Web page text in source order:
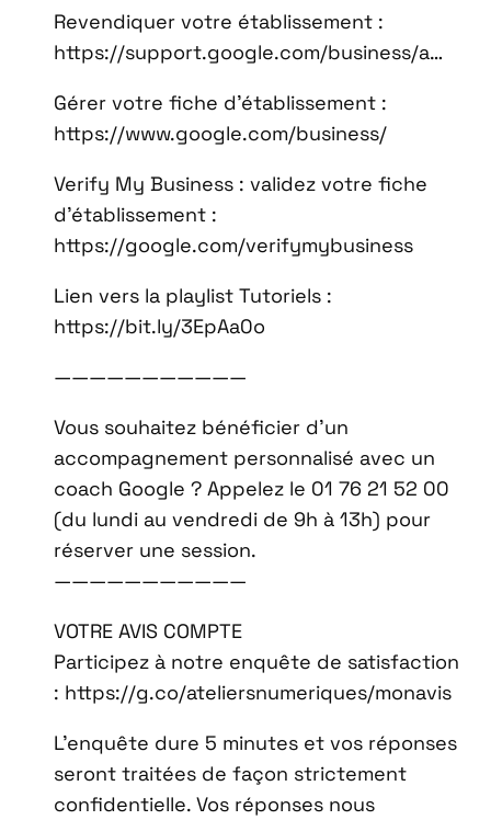
Revendiquer votre établissement :
https://support.google.com/business/a…
Gérer votre fiche d’établissement :
https://www.google.com/business/
Verify My Business : validez votre fiche
d’établissement :
https://google.com/verifymybusiness
Lien vers la playlist Tutoriels :
https://bit.ly/3EpAa0o
———————————
Vous souhaitez bénéficier d’un
accompagnement personnalisé avec un
coach Google ? Appelez le 01 76 21 52 00
(du lundi au vendredi de 9h à 13h) pour
réserver une session.
———————————
VOTRE AVIS COMPTE
Participez à notre enquête de satisfaction
: https://g.co/ateliersnumeriques/monavis
L’enquête dure 5 minutes et vos réponses
seront traitées de façon strictement
confidentielle. Vos réponses nous